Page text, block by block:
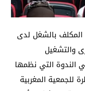
بالشغل لدى
والتشغيل
يوم السبت 31 ماي 2025، في الندوة التي نظمها
للجمعية المغربية